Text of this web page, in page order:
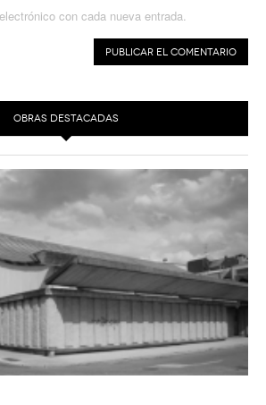
con cada nueva entrada.
OBRAS DESTACADAS